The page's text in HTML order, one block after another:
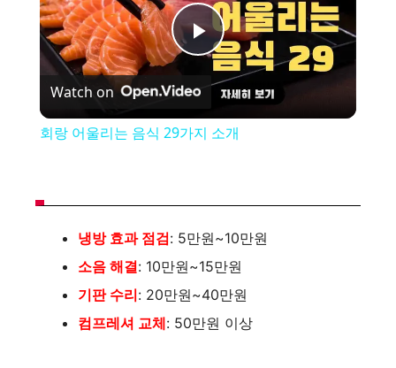
P
y
V
i
Watch on
회랑 어울리는 음식 29가지 소개
냉방 효과 점검: 5만원~10만원
소음 해결: 10만원~15만원
기판 수리: 20만원~40만원
컴프레셔 교체: 50만원 이상